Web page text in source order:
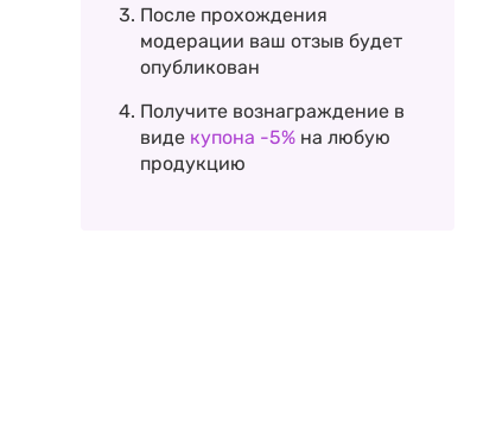
После прохождения
модерации ваш отзыв будет
опубликован
Получите вознаграждение в
виде купона -5% на любую
продукцию